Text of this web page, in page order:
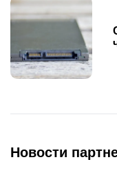
Новости